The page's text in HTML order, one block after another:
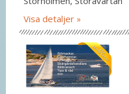
Visa detaljer